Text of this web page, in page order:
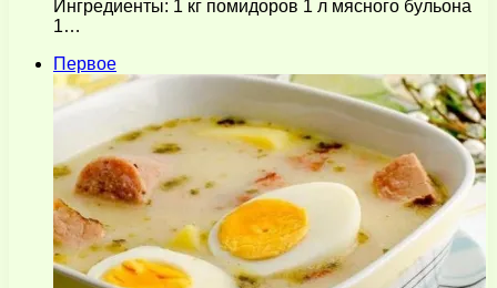
Ингредиенты: 1 кг помидоров 1 л мясного бульона
1…
Первое